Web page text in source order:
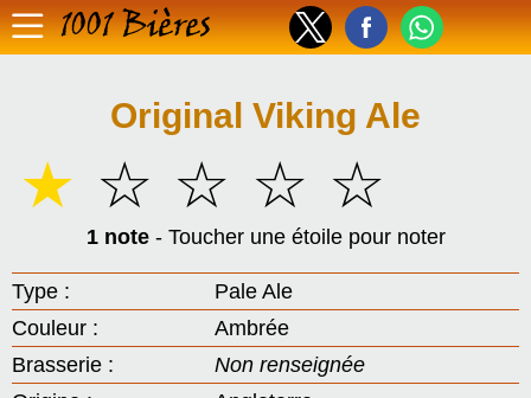
1001 Bières
Original Viking Ale
☆
☆
☆
☆
☆
1 note- Toucher une étoile pour noter
Type :
Pale Ale
Couleur :
Ambrée
Brasserie :
Non renseignée